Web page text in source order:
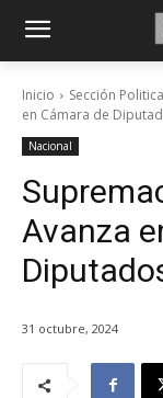
Inicio Sección Politica
en Cámara de
Nacional
Avanza
31 octubre, 2024